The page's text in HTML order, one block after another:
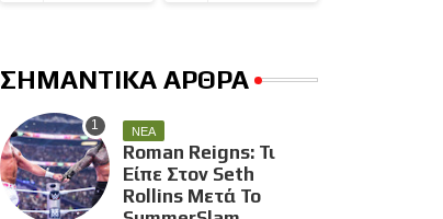
ΣΗΜΑΝΤΙΚΑ ΑΡΘΡΑ
ΝΕΑ
Roman Reigns: Τι
Είπε Στον Seth
Rollins Μετά Το